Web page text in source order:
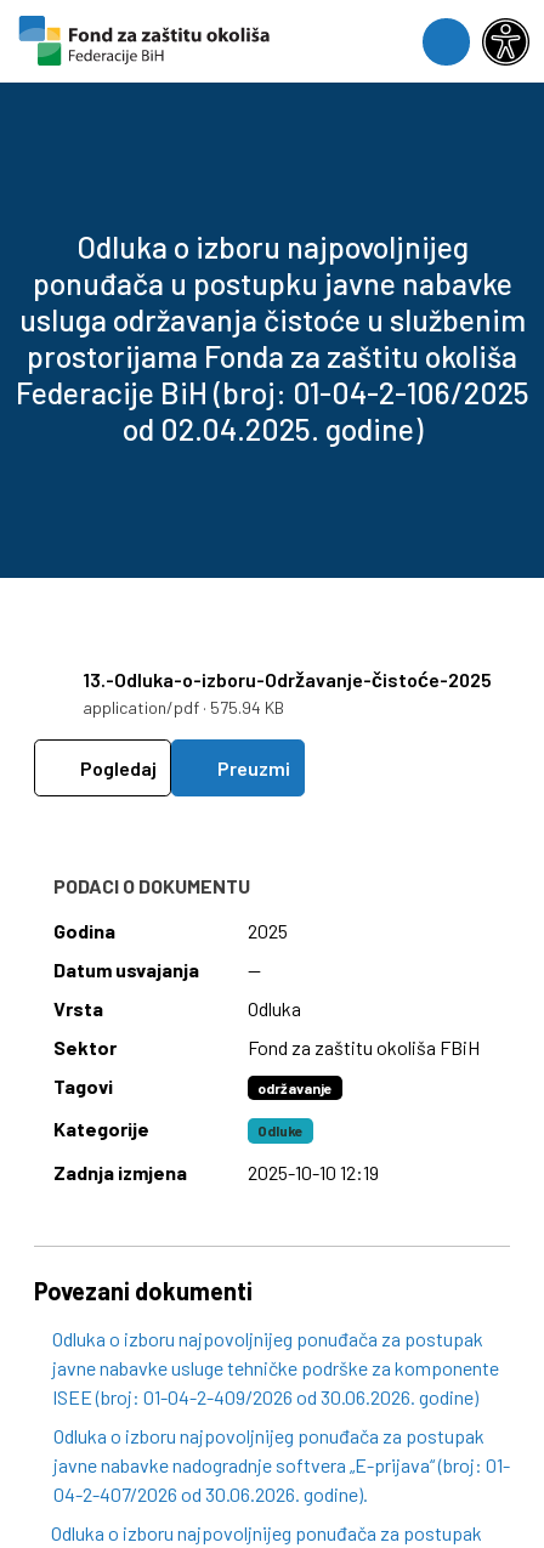
Skip to content
Skip to footer
Menu
Odluka o izboru najpovoljnijeg
ponuđača u postupku javne nabavke
usluga održavanja čistoće u službenim
prostorijama Fonda za zaštitu okoliša
Federacije BiH (broj: 01-04-2-106/2025
od 02.04.2025. godine)
13.-Odluka-o-izboru-Održavanje-čistoće-2025
application/pdf · 575.94 KB
Pogledaj Preuzmi
PODACI O DOKUMENTU
Godina
2025
Datum usvajanja
—
Vrsta
Odluka
Sektor
Fond za zaštitu okoliša FBiH
Tagovi
održavanje
Kategorije Odluke
Zadnja izmjena 2025-10-10 12:19
Povezani dokumenti
Odluka o izboru najpovoljnijeg ponuđača za postupak
javne nabavke usluge tehničke podrške za komponente
ISEE (broj: 01-04-2-409/2026 od 30.06.2026. godine)
Odluka o izboru najpovoljnijeg ponuđača za postupak
javne nabavke nadogradnje softvera „E-prijava“ (broj: 01-
04-2-407/2026 od 30.06.2026. godine).
Odluka o izboru najpovoljnijeg ponuđača za postupak